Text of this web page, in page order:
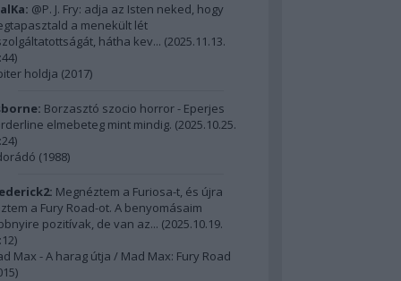
@P. J. Fry: adja az Isten neked, hogy
a menekült lét
hátha kev... (2025.11.13.
)
holdja (2017)
Borzasztó szocio horror - Eperjes
elmebeteg mint mindig. (2025.10.25.
)
(1988)
Megnéztem a Furiosa-t, és újra
a Fury Road-ot. A benyomásaim
pozitívak, de van az... (2025.10.19.
)
Max - A harag útja / Mad Max: Fury Road